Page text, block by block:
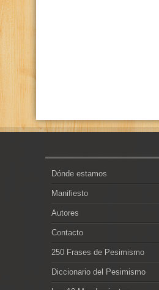
Dónde estamos
Manifiesto
Autores
Contacto
250 Frases de Pesimismo
Diccionario del Pesimismo